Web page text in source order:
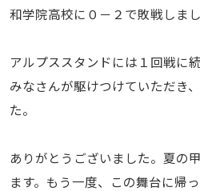
和学院高校に０－２で敗戦しまし
アルプススタンドには１回戦に
みなさんが駆けつけていただき
た。
ありがとうございました。夏の
ます。もう一度、この舞台に帰